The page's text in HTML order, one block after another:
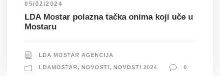
05/02/2024
LDA Mostar polazna tačka onima koji uče u
Mostaru
LDA MOSTAR AGENCIJA
LDAMOSTAR, NOVOSTI , NOVOSTI 2024 0